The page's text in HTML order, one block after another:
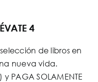
4
de libros en
nueva vida.
y PAGA SOLAMENTE